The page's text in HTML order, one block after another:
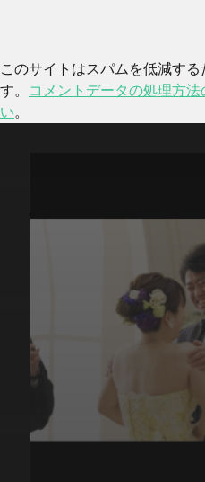
このサイトはスパムを低減す
す。
コメントデータの処理方
い。